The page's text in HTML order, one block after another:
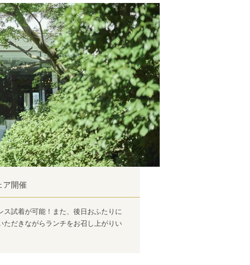
ア開催
試着が可能！また、後日おふたりに
だきながらランチをお召し上がりい